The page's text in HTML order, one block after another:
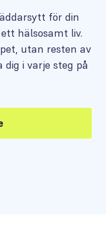
för din
hälsosamt liv.
utan resten av
i varje steg på